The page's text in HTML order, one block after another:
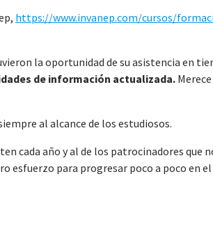
https://www.invanep.com/cursos/
la oportunidad de su asistencia en
de información actualizada.
al alcance de los estudiosos.
cada año y al de los patrocinadores que
esfuerzo para progresar poco a poco en